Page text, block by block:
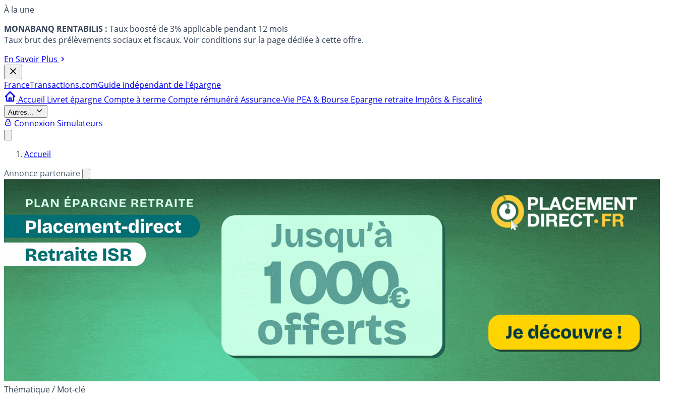
À la une
MONABANQ RENTABILIS : Taux boosté de 3% applicable pendant 12 mois
Taux brut des prélèvements sociaux et fiscaux. Voir conditions sur la page dédiée à cette offre.
En Savoir Plus
FranceTransactions.comGuide indépendant de l'épargne
Accueil Livret épargne Compte à terme Compte rémunéréAssurance-Vie PEA & Bourse Epargne retraite Impôts & Fiscalité
Autres...
Connexion Simulateurs
Accueil
Annonce partenaire
Thématique / Mot-clé